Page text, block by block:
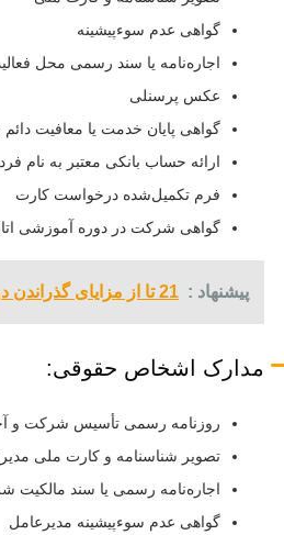
گواهی عدم سوءپیشینه
اجاره‌نامه یا سند رسمی محل
عکس پرسنلی
گواهی پایان خدمت یا معافیت دائم
ارائه حساب بانکی معتبر به نام فرد
فرم تکمیل‌شده درخواست کارت
گواهی شرکت در دوره آموزشی
پیشنهاد : 21 تا از مزایای گذراندن دوره‌ی DBA
مدارک اشخاص حقوقی:
روزنامه رسمی تأسیس شرکت و
تصویر شناسنامه و کارت ملی
اجاره‌نامه رسمی یا سند مالکیت
گواهی عدم سوءپیشینه مدیرعامل